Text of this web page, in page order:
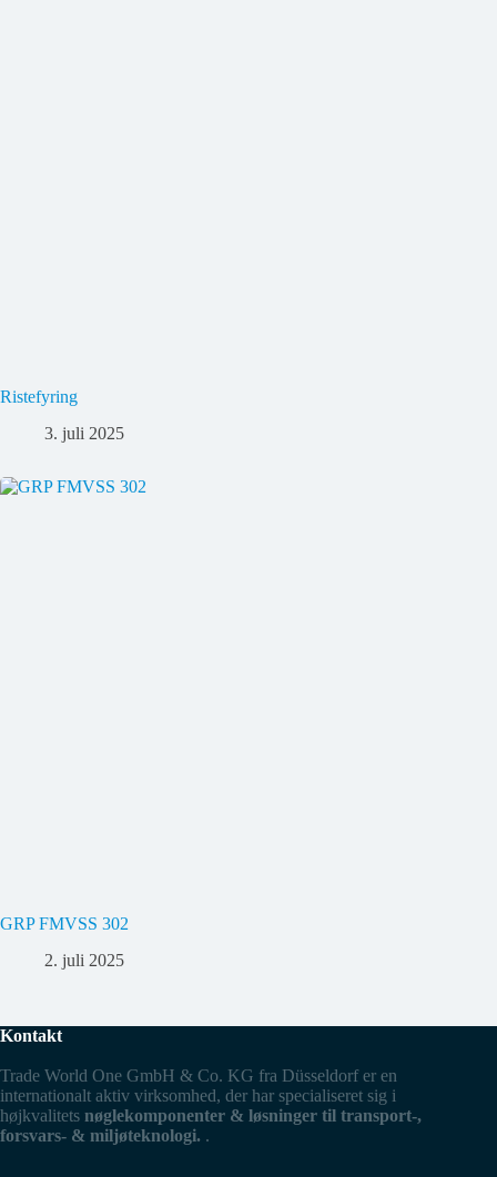
Ristefyring
3. juli 2025
GRP FMVSS 302
2. juli 2025
Kontakt
Trade World One GmbH & Co. KG fra Düsseldorf er en
internationalt aktiv virksomhed, der har specialiseret sig i
højkvalitets nøglekomponenter & løsninger til transport-,
forsvars- & miljøteknologi. .